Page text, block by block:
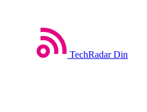
TechRadar Din